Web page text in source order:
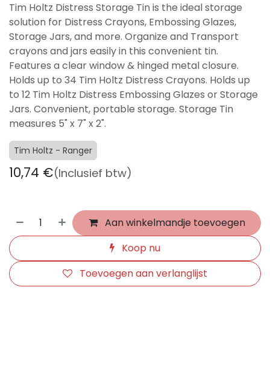
Tim Holtz Distress Storage Tin is the ideal storage
solution for Distress Crayons, Embossing Glazes,
Storage Jars, and more. Organize and Transport
crayons and jars easily in this convenient tin.
Features a clear window & hinged metal closure.
Holds up to 34 Tim Holtz Distress Crayons. Holds up
to 12 Tim Holtz Distress Embossing Glazes or Storage
Jars. Convenient, portable storage. Storage Tin
measures 5" x 7" x 2".
Tim Holtz - Ranger
10,74 €(Inclusief btw)
Aan winkelmandje toevoegen
Koop nu
Toevoegen aan verlanglijst